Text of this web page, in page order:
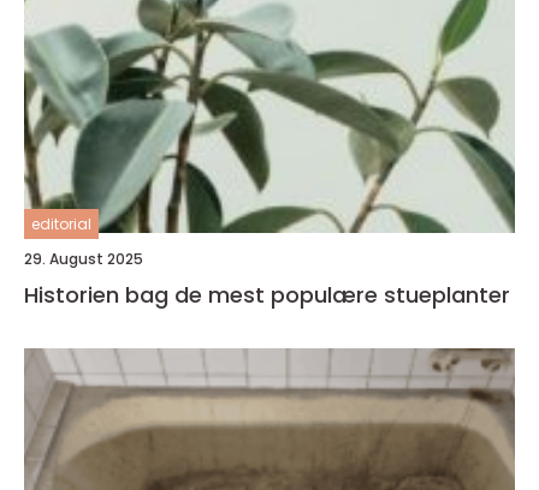
editorial
29. August 2025
Historien bag de mest populære stueplanter